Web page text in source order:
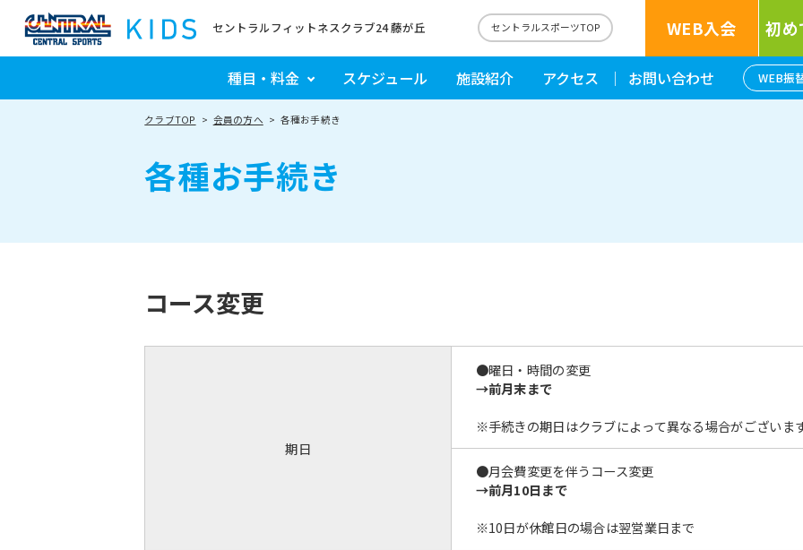
セントラルフィットネスクラブ24 藤が丘 セントラルスポーツTOP WEB入会 初
種目・料金 スケジュール 施設紹介 アクセス お問い合わせ WEB振
クラブTOP 会員の方へ 各種お手続き
各種お手続き
コース変更
期日
●曜日・時間の変更
→前月末まで
※手続きの期日はクラブによって異なる場合がございま
●月会費変更を伴うコース変更
→前月10日まで
※10日が休館日の場合は翌営業日まで